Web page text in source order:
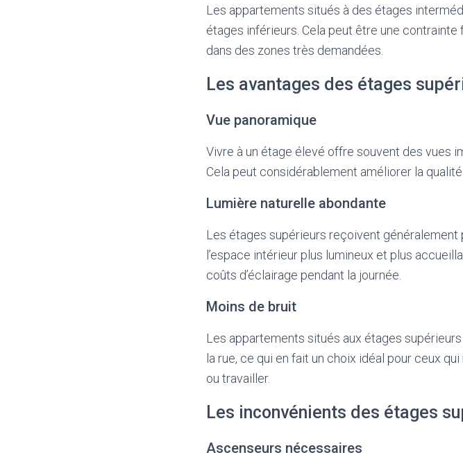
Les appartements situés à des étages
étages inférieurs. Cela peut être une
dans des zones très demandées.
Les avantages des étages
Vue panoramique
Vivre à un étage élevé offre souvent des vues
Cela peut considérablement améliorer la
Lumière naturelle abondante
Les étages supérieurs reçoivent
l’espace intérieur plus lumineux et plus
coûts d’éclairage pendant la journée.
Moins de bruit
Les appartements situés aux étages
la rue, ce qui en fait un choix idéal pour ceux
ou travailler.
Les inconvénients des étages
Ascenseurs nécessaires